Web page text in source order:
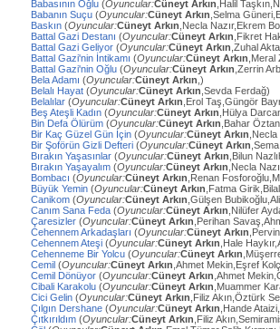
Babasının Oğlu (Oyuncular:Cüneyt Arkın ,Halil
Babanın Suçu (Oyuncular:Cüneyt Arkın ,Selma
Baskın (Oyuncular:Cüneyt Arkın ,Necla Nazır,Ekrem
Battal Gazi Destanı (Oyuncular:Cüneyt Arkın ,Fikret
Battal Gazi Geliyor (Oyuncular:Cüneyt Arkın ,Zuhal
Battal Gazi'nin İntikamı (Oyuncular:Cüneyt Arkın
Battal Gazi'nin Oğlu (Oyuncular:Cüneyt Arkın ,Zerrin
Bela Adamı (Oyuncular:Cüneyt Arkın ,)
Belalı Hayat (Oyuncular:Cüneyt Arkın ,Sevda Ferdağ)
Belalılar (Oyuncular:Cüneyt Arkın ,Erol Taş,Güngör
Beş Ateşli Kadın (Oyuncular:Cüneyt Arkın ,Hülya
Bin Defa Ölürüm (Oyuncular:Cüneyt Arkın ,Bahar
Bir Kaç Güzel Gün İçin (Oyuncular:Cüneyt Arkın
Bir Şoförün Gizli Defteri (Oyuncular:Cüneyt Arkın
Bırakın Yaşasınlar (Oyuncular:Cüneyt Arkın ,Bilun
Bırakın Yaşayalım (Oyuncular:Cüneyt Arkın ,Necla
Bombacı (Oyuncular:Cüneyt Arkın ,Renan
Büyük Yemin (Oyuncular:Cüneyt Arkın ,Fatma
Canikom (Oyuncular:Cüneyt Arkın ,Gülşen
Canım Sana Feda (Oyuncular:Cüneyt Arkın ,Nilüfer
Çaresizler (Oyuncular:Cüneyt Arkın ,Perihan
Cehennem Arkadaşları (Oyuncular:Cüneyt Arkın
Cehennem Ateşi (Oyuncular:Cüneyt Arkın ,Hale
Cehenneme Bir Yolcu (Oyuncular:Cüneyt Arkın
Cemil (Oyuncular:Cüneyt Arkın ,Ahmet Mekin,Eşref
Cemil Dönüyor (Oyuncular:Cüneyt Arkın ,Ahmet
Cibali Karakolu (Oyuncular:Cüneyt Arkın ,Muammer
Cici Gelin (Oyuncular:Cüneyt Arkın ,Filiz Akın,Öztürk
Çılgın Dershane (Oyuncular:Cüneyt Arkın ,Hande
Çıtkırıldım (Oyuncular:Cüneyt Arkın ,Filiz